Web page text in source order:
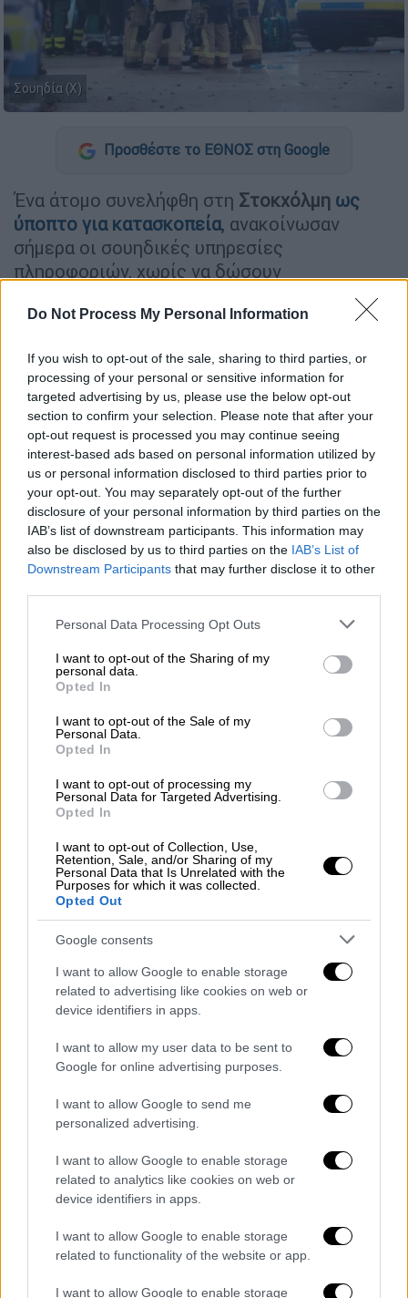
Do Not Process My Personal Information
If you wish to opt-out of the sale, sharing to third parties, or
processing of your personal or sensitive information for
targeted advertising by us, please use the below opt-out
section to confirm your selection. Please note that after your
opt-out request is processed you may continue seeing
interest-based ads based on personal information utilized by
us or personal information disclosed to third parties prior to
your opt-out. You may separately opt-out of the further
disclosure of your personal information by third parties on the
IAB’s list of downstream participants. This information may
also be disclosed by us to third parties on the IAB’s List of
Downstream Participants that may further disclose it to other
Please note that this website/app uses one or more Google
not limited to your visit or usage behaviour. You may click to
grant or deny consent to Google and its third-party tags to
use your data for below specified purposes in below Google
consent section.
Personal Data Processing Opt Outs
I want to opt-out of the Sharing of my
personal data.
Opted In
I want to opt-out of the Sale of my
Personal Data.
Opted In
I want to opt-out of processing my
Personal Data for Targeted Advertising.
Opted In
I want to opt-out of Collection, Use,
Retention, Sale, and/or Sharing of my
Personal Data that Is Unrelated with the
Purposes for which it was collected.
Opted Out
Google consents
I want to allow Google to enable storage
related to advertising like cookies on web or
device identifiers in apps.
I want to allow my user data to be sent to
Google for online advertising purposes.
I want to allow Google to send me
personalized advertising.
I want to allow Google to enable storage
related to analytics like cookies on web or
device identifiers in apps.
I want to allow Google to enable storage
related to functionality of the website or app.
I want to allow Google to enable storage
Σουηδία (Χ)
Προσθέστε το ΕΘΝΟΣ στη Google
Ένα άτομο συνελήφθη στη Στοκχόλμη ως
ύποπτο για κατασκοπεία, ανακοίνωσαν
σήμερα οι σουηδικές υπηρεσίες
πληροφοριών, χωρίς να δώσουν
περιοχή τηςΣτοκχόλμης, στο τέλος της
οποίας ένα άτομο συνελήφθη", δήλωσε στο
Γαλλικό Πρακτορείο οΓιόχαν Βίκστρομ,
εκπρόσωπος της σουηδικής υπηρεσίας
ασφαλείας (Sapo), διευκρινίζοντας ότι η
επιχείρηση αυτή πραγματοποιήθηκε στο
πλαίσιο μιας υπόθεσης "κατασκοπείας".
ΔΙΑΒΑΣΤΕ ΕΠΙΣΗΣ
Κόσμος|12.05.2025 19:46
Συναγερμός από φωτιά στο σπίτι του
Στάρμερ στο Λονδίνο
Βίκστρομ
εθνικότητα ή το φύλο του υπόπτου
καθώς
και οποιοδήποτε άλλο στοιχείο,
επικαλούμενος το απόρρητο της έρευνας. Η
Σουηδία γνώρισε τα τελευταία χρόνια
αρκετές υποθέσεις κατασκοπείας ιδιαίτερα
προβεβλημένες από τα μέσα ενημέρωσης.
Άλλες συλλήψεις για κατασκοπεία
ον Ιανουάριο του 2023, ένας πρώην
πράκτορας των σουηδικών υπηρεσιών
πληροφοριών καταδικάστηκε σε ισόβια
κάθειρξη για κατασκοπεία υπέρ της Ρωσίας.
Ρωσοσουηδός πολίτηςδικάστηκε για τη
μεταφορά δυτικών τεχνολογιών στον
ρωσικό στρατό.
Δικαστήριο τηςΣτοκχόλμης
Ρωσία, αλλά έκρινε ότι οι ενέργειές του δεν
συνιστούσαν συλλογή πληροφοριών.